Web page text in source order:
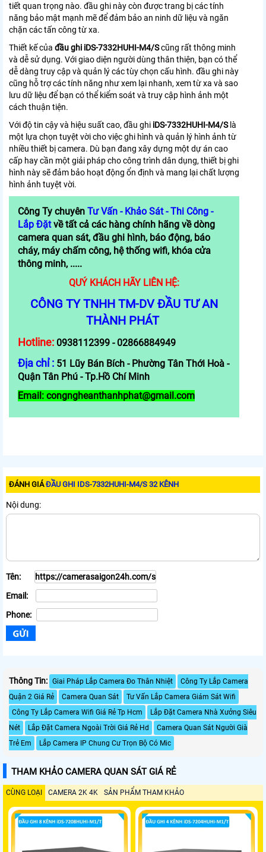
tiết quan trọng nào. đầu ghi này còn được trang bị các tính
năng bảo mật mạnh mẽ để đảm bảo an ninh dữ liệu và ngăn
chặn các tấn công từ xa.
Thiết kế của đầu ghi iDS-7332HUHI-M4/Scũng rất thông minh
và dễ sử dụng. Với giao diện người dùng thân thiện, bạn có thể
dễ dàng truy cập và quản lý các tùy chọn cấu hình. đầu ghi này
cũng hỗ trợ các tính năng như xem lại nhanh, xem từ xa và sao
lưu dữ liệu để bạn có thể kiểm soát và truy cập hình ảnh một
cách thuận tiện.
Với độ tin cậy và hiệu suất cao, đầu ghi iDS-7332HUHI-M4/Slà
một lựa chọn tuyệt vời cho việc ghi hình và quản lý hình ảnh từ
nhiều thiết bị camera. Dù bạn đang xây dựng một dự án cao
cấp hay cần một giải pháp cho công trình dân dụng, thiết bị ghi
hình này sẽ đảm bảo hoạt động ổn định và mang lại chất lượng
hình ảnh tuyệt vời.
Công Ty chuyên Tư Vấn - Khảo Sát - Thi Công -
Lắp Đặtvề tất cả các hàng chính hãng về dòng
camera quan sát, đầu ghi hình, báo động, báo
cháy, máy chấm công, hệ thống wifi, khóa cửa
thông minh, .....
QUÝ KHÁCH HÃY LIÊN HỆ:
CÔNG TY TNHH TM-DV ĐẦU TƯ AN
THÀNH PHÁT
Hotline: 0938112399 - 02866884949
Địa chỉ : 51 Lũy Bán Bích - Phường Tân Thới Hoà -
Quận Tân Phú - Tp.Hồ Chí Minh
Email: congngheanthanhphat@gmail.com
ĐÁNH GIÁĐẦU GHI IDS-7332HUHI-M4/S 32 KÊNH
Nội dung:
Tên:
Email:
Phone:
Thông Tin: Giai Pháp Lắp Camera Đo Thân Nhiệt
Công Ty Lắp Camera
Quận 2 Giá Rẻ
Camera Quan Sát
Tư Vấn Lắp Camera Giám Sát Wifi
Công Ty Lắp Camera Wifi Giá Rẻ Tp Hcm
Lắp Đặt Camera Nhà Xưởng Siêu
Nét
Lắp Đặt Camera Ngoài Trời Giá Rẻ Hd
Camera Quan Sát Người Già
Trẻ Em
Lắp Camera IP Chung Cư Trọn Bộ Có Mic
THAM KHẢO CAMERA QUAN SÁT GIÁ RẺ
CÙNG LOẠI CAMERA 2K 4K SẢN PHẨM THAM KHẢO